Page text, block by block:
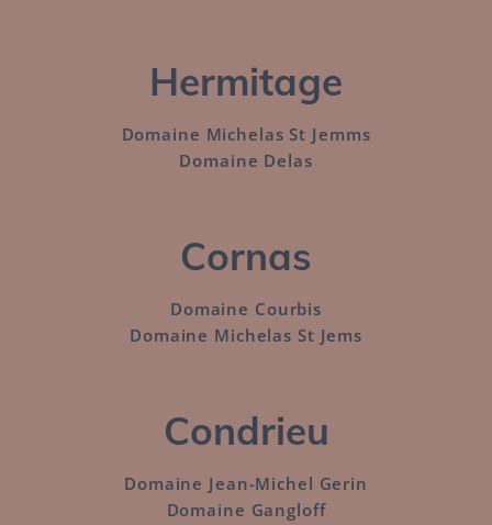
Hermitage
Domaine Michelas St Jemms
Domaine Delas
Cornas
Domaine Courbis
Domaine Michelas St Jems
Condrieu
Domaine Jean-Michel Gerin
Domaine Gangloff